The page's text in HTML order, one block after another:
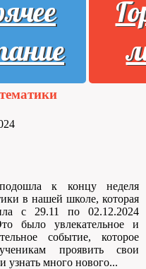
к концу неделя
в нашей школе, которая
с 29.11 по 02.12.2024
было увлекательное и
событие, которое
проявить свои
узнать много нового.